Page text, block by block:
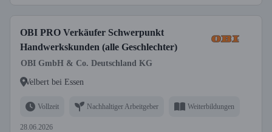
OBI PRO Verkäufer Schwerpunkt
Handwerkskunden (alle Geschlechter)
OBI GmbH & Co. Deutschland KG
Velbert bei Essen
Vollzeit Nachhaltiger Arbeitgeber Weiterbildungen
28.06.2026